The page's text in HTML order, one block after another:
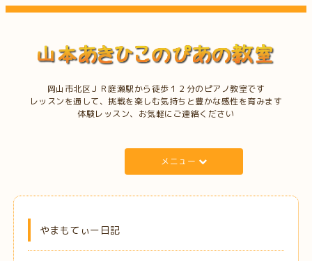
岡山市北区ＪＲ庭瀬駅から徒歩１２分のピアノ教室です
レッスンを通して、挑戦を楽しむ気持ちと豊かな感性を育みます
体験レッスン、お気軽にご連絡ください
メニュー
やまもてぃー日記